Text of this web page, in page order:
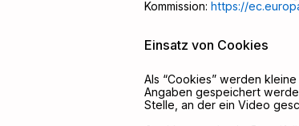
Kommission: https://
Einsatz von Cookies
Als “Cookies” werden
Angaben gespeichert
Stelle, an der ein Video